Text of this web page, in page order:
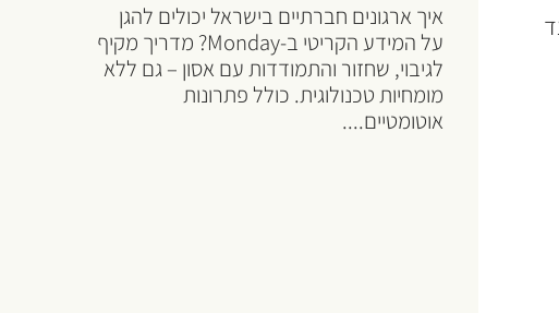
איך ארגונים חברתיים בישראל יכולים להגן
על המידע הקריטי ב-Monday? מדריך מקיף
לגיבוי, שחזור והתמודדות עם אסון – גם ללא
מומחיות טכנולוגית. כולל פתרונות
אוטומטיים....